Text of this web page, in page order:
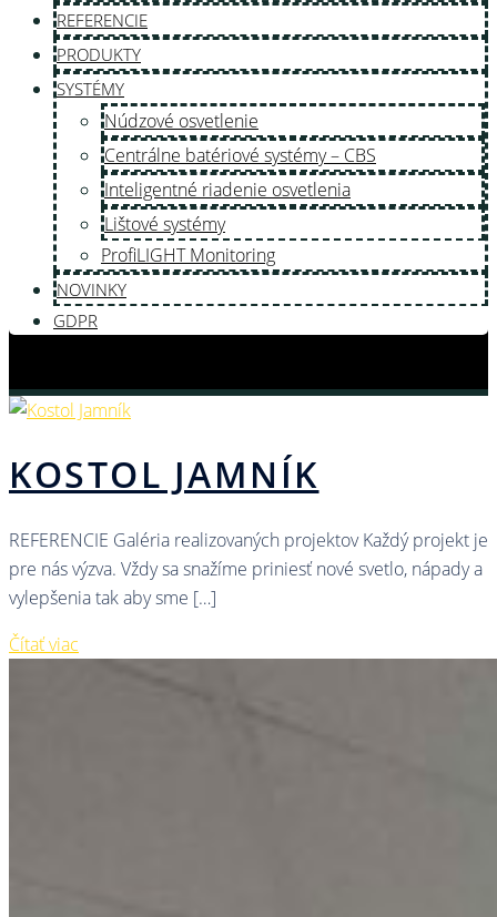
REFERENCIE
PRODUKTY
SYSTÉMY
Núdzové osvetlenie
Centrálne batériové systémy – CBS
Inteligentné riadenie osvetlenia
Lištové systémy
ProfiLIGHT Monitoring
NOVINKY
GDPR
KOSTOL JAMNÍK
REFERENCIE Galéria realizovaných projektov Každý projekt je
pre nás výzva. Vždy sa snažíme priniesť nové svetlo, nápady a
vylepšenia tak aby sme […]
Čítať viac